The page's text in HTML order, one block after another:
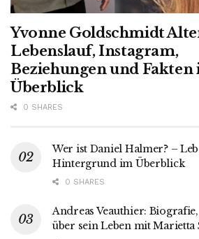
Yvonne Goldschmidt
Lebenslauf, Instagram,
Beziehungen und Fakten
Überblick
0 SHARES
Wer ist Daniel Halmer? –
Hintergrund im Überblick
0 SHARES
Andreas Veauthier:
über sein Leben mit Marietta